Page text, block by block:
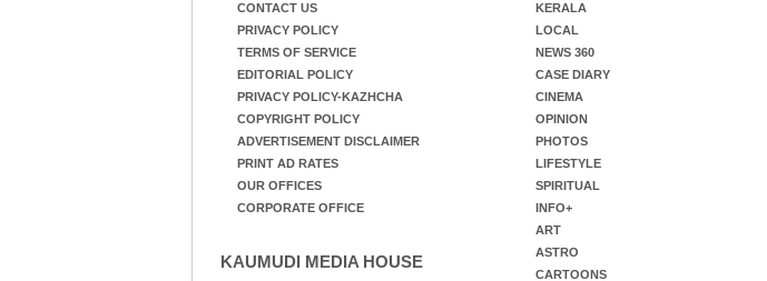
CONTACT US
PRIVACY POLICY
TERMS OF SERVICE
EDITORIAL POLICY
PRIVACY POLICY-KAZHCHA
COPYRIGHT POLICY
ADVERTISEMENT DISCLAIMER
PRINT AD RATES
OUR OFFICES
CORPORATE OFFICE
KAUMUDI MEDIA HOUSE
KERALA
LOCAL
NEWS 360
CASE DIARY
CINEMA
OPINION
PHOTOS
LIFESTYLE
SPIRITUAL
INFO+
ART
ASTRO
CARTOONS